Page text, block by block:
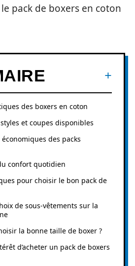
pack de boxers en coton
des boxers en coton
et coupes disponibles
économiques des packs
confort quotidien
pour choisir le bon pack de
de sous-vêtements sur la
la bonne taille de boxer ?
d’acheter un pack de boxers